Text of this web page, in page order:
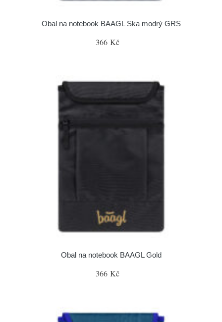
Obal na notebook BAAGL Ska modrý GRS
366 Kč
Obal na notebook BAAGL Gold
366 Kč